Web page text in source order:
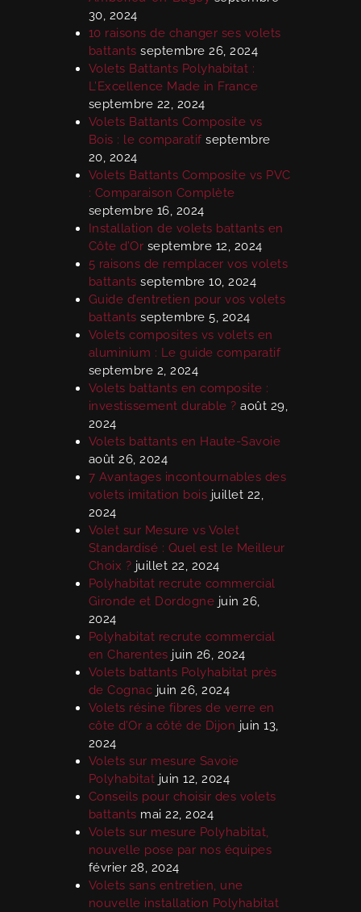
30, 2024
10 raisons de changer ses volets
battants septembre 26, 2024
Volets Battants Polyhabitat :
L’Excellence Made in France
septembre 22, 2024
Volets Battants Composite vs
Bois : le comparatif septembre
20, 2024
Volets Battants Composite vs PVC
: Comparaison Complète
septembre 16, 2024
Installation de volets battants en
Côte d’Or septembre 12, 2024
5 raisons de remplacer vos volets
battants septembre 10, 2024
Guide d’entretien pour vos volets
battants septembre 5, 2024
Volets composites vs volets en
aluminium : Le guide comparatif
septembre 2, 2024
Volets battants en composite :
investissement durable ? août 29,
2024
Volets battants en Haute-Savoie
août 26, 2024
7 Avantages incontournables des
volets imitation bois juillet 22,
2024
Volet sur Mesure vs Volet
Standardisé : Quel est le Meilleur
Choix ? juillet 22, 2024
Polyhabitat recrute commercial
Gironde et Dordogne juin 26,
2024
Polyhabitat recrute commercial
en Charentes juin 26, 2024
Volets battants Polyhabitat près
de Cognac juin 26, 2024
Volets résine fibres de verre en
côte d’Or a côté de Dijon juin 13,
2024
Volets sur mesure Savoie
Polyhabitat juin 12, 2024
Conseils pour choisir des volets
battants mai 22, 2024
Volets sur mesure Polyhabitat,
nouvelle pose par nos équipes
février 28, 2024
Volets sans entretien, une
nouvelle installation Polyhabitat